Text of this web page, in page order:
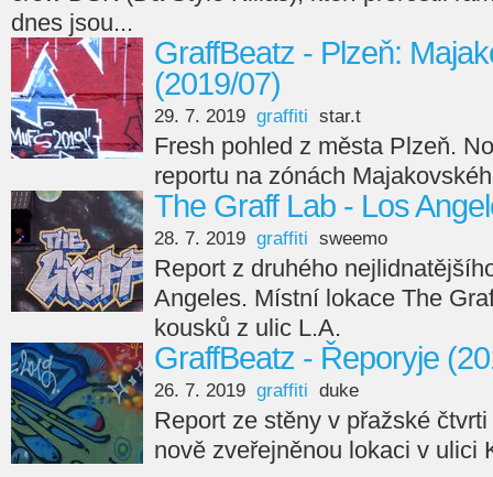
dnes jsou...
GraffBeatz - Plzeň:
(2019/07)
29. 7. 2019 graffiti star.t
Fresh pohled z města Plzeň.
reportu na zónách
The Graff Lab - Los
28. 7. 2019 graffiti sweemo
Report z druhého
Angeles. Místní lokace The
kousků z ulic L.A.
GraffBeatz - Řeporyje
26. 7. 2019 graffiti duke
Report ze stěny v přažské
nově zveřejněnou lokaci v ulici